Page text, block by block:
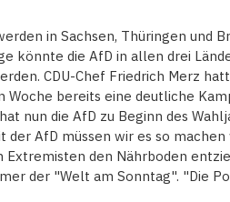
in Sachsen, Thüringen und
könnte die AfD in allen drei
CDU-Chef Friedrich Merz
Woche bereits eine deutliche
nun die AfD zu Beginn des
der AfD müssen wir es so
Extremisten den Nährboden
der "Welt am Sonntag". "Die